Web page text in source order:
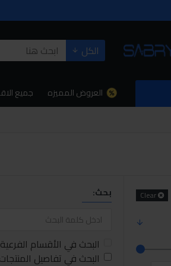
الكل
العروض المميزه جميع
Clear بحث:
البحث في الأقسام الفرعية
البحث في تفاصيل